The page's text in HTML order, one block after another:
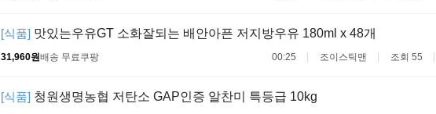
[식품] 맛있는우유GT 소화잘되는 배안아픈 저지방우유 180ml x 48개
31,960원배송 무료쿠팡 00:25 조이스틱맨 조회 55
[식품] 청원생명농협 저탄소 GAP인증 알찬미 특등급 10kg